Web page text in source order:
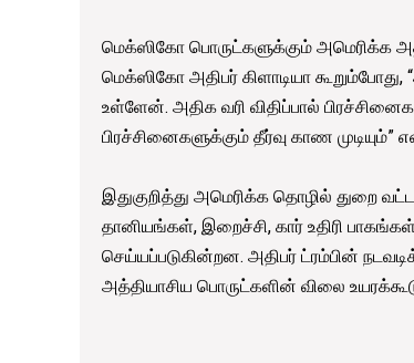
மெக்ஸிகோ பொருட்களுக்கும் அமெரிக்க
மெக்ஸிகோ அதிபர் கிளாடியா கூறும்போது,
உள்ளேன். அதிக வரி விதிப்பால்
பிரச்சினைகளுக்கும் தீர்வு காண முடியும்”
இதுகுறித்து அமெரிக்க தொழில் துறை
தானியங்கள், இறைச்சி, கார் உதிரி
செய்யப்படுகின்றன. அதிபர் ட்ரம்பின்
அத்தியாசிய பொருட்களின் விலை